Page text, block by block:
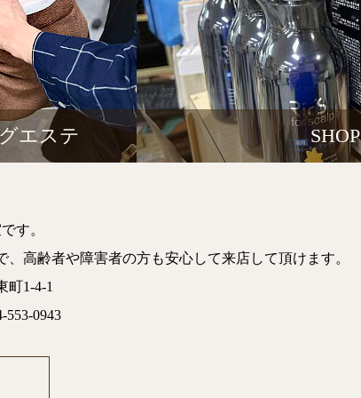
エステ SHOP
す。
高齢者や障害者の方も安心して来店して頂けます。
町1-4-1
0943